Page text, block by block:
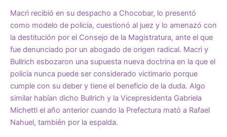
Macrì recibió en su despacho a Chocobar, lo presentó
como modelo de policía, cuestionó al juez y lo amenazó con
la destitución por el Consejo de la Magistratura, ante el que
fue denunciado por un abogado de origen radical. Macrì y
Bullrich esbozaron una supuesta nueva doctrina en la que el
policía nunca puede ser considerado victimario porque
cumple con su deber y tiene el beneficio de la duda. Algo
similar habían dicho Bullrich y la Vicepresidenta Gabriela
Michetti el año anterior cuando la Prefectura mató a Rafael
Nahuel, también por la espalda.